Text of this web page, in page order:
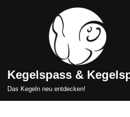
Kegelspass &
Das Kegeln neu entdecken!